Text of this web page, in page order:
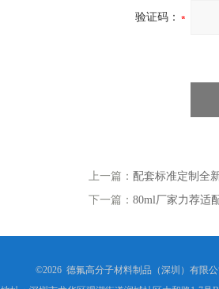
验证码：
上一篇： 配套标准定制全
下一篇： 80ml厂家力荐适
©2026 德氟高分子材料制品（深圳）有限